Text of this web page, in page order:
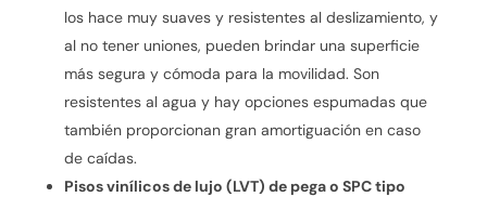
los hace muy suaves y resistentes al deslizamiento, y
al no tener uniones, pueden brindar una superficie
más segura y cómoda para la movilidad. Son
resistentes al agua y hay opciones espumadas que
también proporcionan gran amortiguación en caso
de caídas.
Pisos vinílicos de lujo (LVT) de pega o SPC tipo